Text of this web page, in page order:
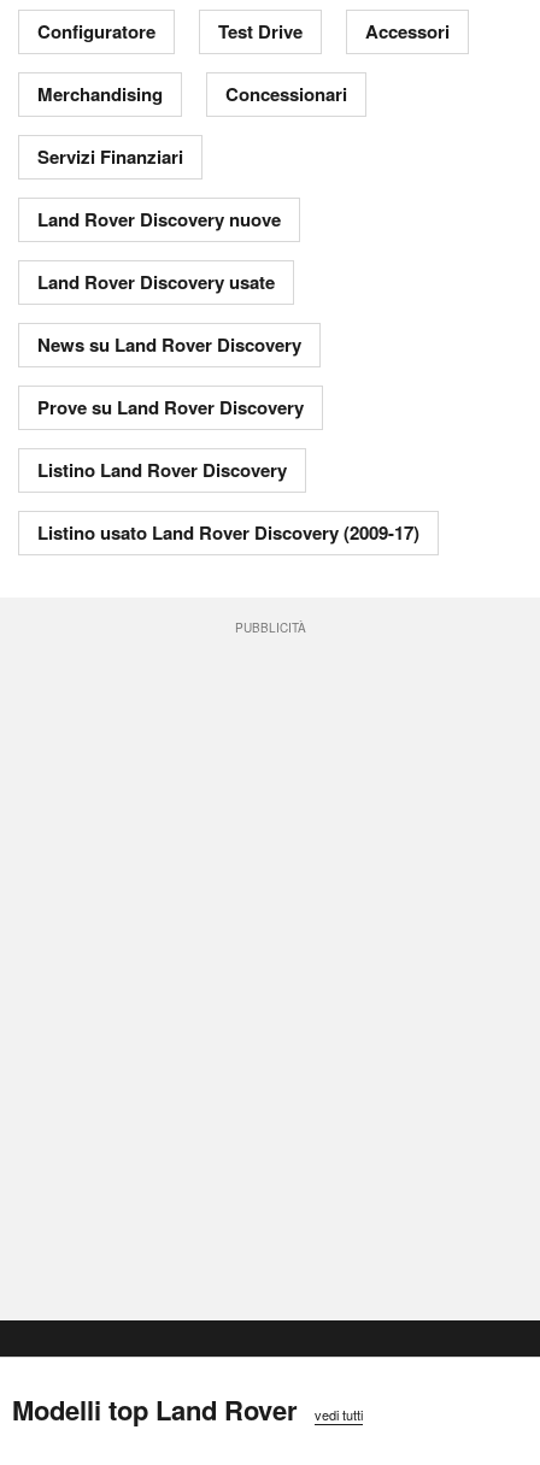
Configuratore Test Drive Accessori
Merchandising Concessionari
Servizi Finanziari
Land Rover Discovery nuove
Land Rover Discovery usate
News su Land Rover Discovery
Prove su Land Rover Discovery
Listino Land Rover Discovery
Listino usato Land Rover Discovery (2009-17)
PUBBLICITÀ
Modelli top Land Rover vedi tutti